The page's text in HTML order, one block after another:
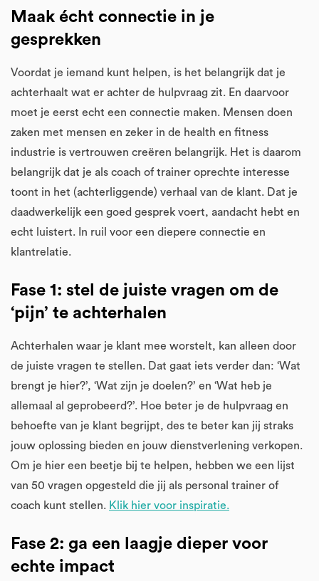
Maak écht connectie in je
gesprekken
Voordat je iemand kunt helpen, is het belangrijk dat je
achterhaalt wat er achter de hulpvraag zit. En daarvoor
moet je eerst echt een connectie maken. Mensen doen
zaken met mensen en zeker in de health en fitness
industrie is vertrouwen creëren belangrijk. Het is daarom
belangrijk dat je als coach of trainer oprechte interesse
toont in het (achterliggende) verhaal van de klant. Dat je
daadwerkelijk een goed gesprek voert, aandacht hebt en
echt luistert. In ruil voor een diepere connectie en
klantrelatie.
Fase 1: stel de juiste vragen om de
‘pijn’ te achterhalen
Achterhalen waar je klant mee worstelt, kan alleen door
de juiste vragen te stellen. Dat gaat iets verder dan: ‘Wat
brengt je hier?’, ‘Wat zijn je doelen?’ en ‘Wat heb je
allemaal al geprobeerd?’. Hoe beter je de hulpvraag en
behoefte van je klant begrijpt, des te beter kan jij straks
jouw oplossing bieden en jouw dienstverlening verkopen.
Om je hier een beetje bij te helpen, hebben we een lijst
van 50 vragen opgesteld die jij als personal trainer of
coach kunt stellen. Klik hier voor inspiratie.
Fase 2: ga een laagje dieper voor
echte impact